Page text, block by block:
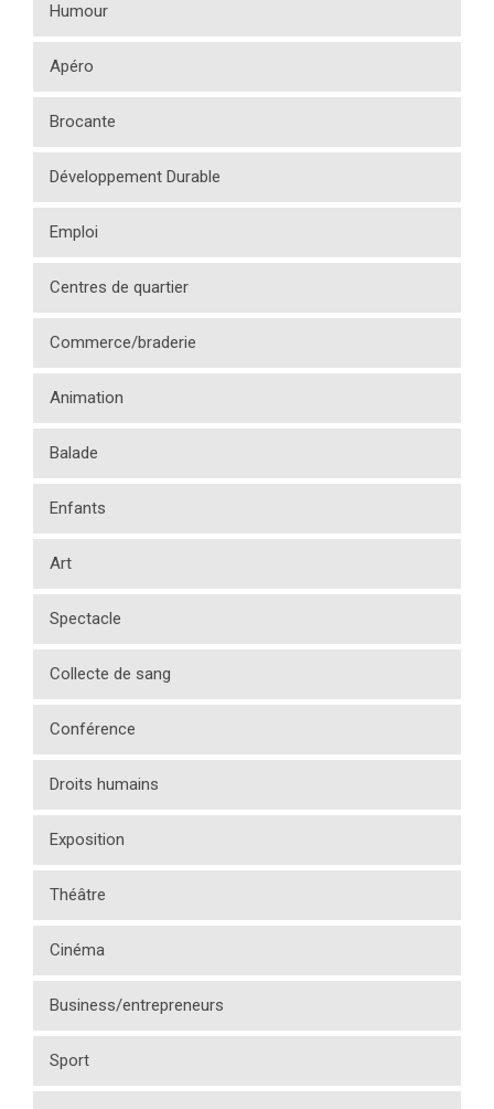
Humour
Apéro
Brocante
Développement Durable
Emploi
Centres de quartier
Commerce/braderie
Animation
Balade
Enfants
Art
Spectacle
Collecte de sang
Conférence
Droits humains
Exposition
Théâtre
Cinéma
Business/entrepreneurs
Sport